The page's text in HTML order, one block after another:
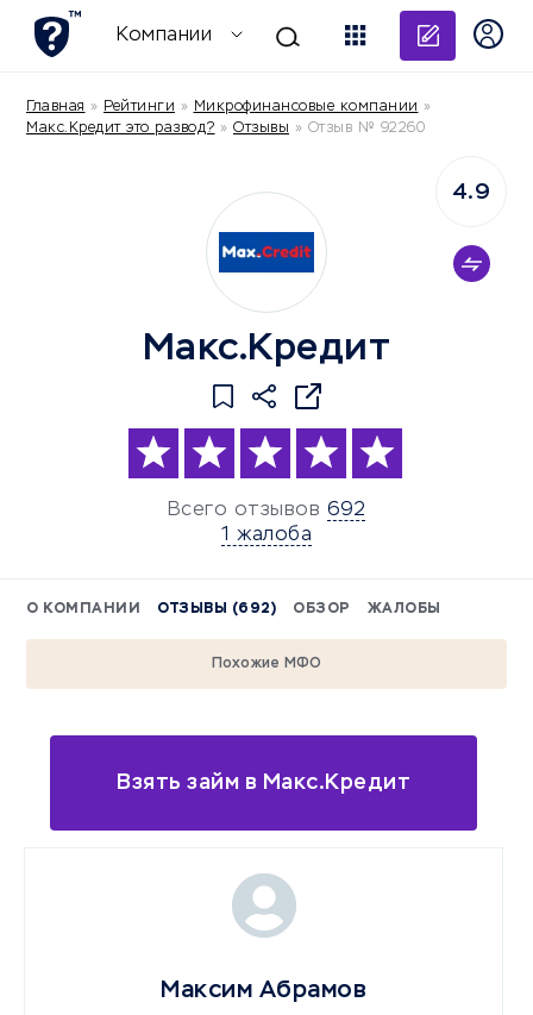
Компании
Главная » Рейтинги » Микрофинансовые компании »
Макс.Кредит это развод? » Отзывы » Отзыв № 92260
Макс.Кредит
Всего отзывов 692
1 жалоба
4.9
О КОМПАНИИ ОТЗЫВЫ (692) ОБЗОР ЖАЛОБЫ
Похожие МФО
Взять займ в Макс.Кредит
Максим Абрамов